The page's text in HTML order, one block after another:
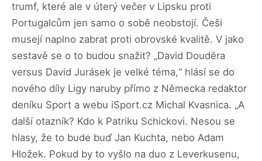
trumf, které ale v úterý večer v Lipsku proti
Portugalcům jen samo o sobě neobstojí. Češi
musejí naplno zabrat proti obrovské kvalitě. V jako
sestavě se o to budou snažit? „David Douděra
versus David Jurásek je velké téma,“ hlásí se do
nového díly Ligy naruby přímo z Německa redaktor
deníku Sport a webu iSport.cz Michal Kvasnica. „A
další otazník? Kdo k Patriku Schickovi. Nesou se
hlasy, že to bude buď Jan Kuchta, nebo Adam
Hložek. Pokud by to vyšlo na duo z Leverkusenu,